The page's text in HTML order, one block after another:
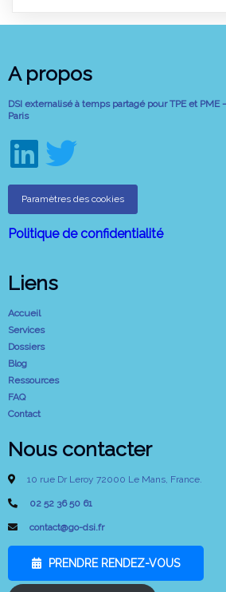
A propos
DSI externalisé à temps partagé pour TPE et PME
Paris
Paramètres des cookies
Politique de confidentialité
Liens
Accueil
Services
Dossiers
Blog
Ressources
FAQ
Contact
Nous contacter
10 rue Dr Leroy 72000 Le Mans, France.
02 52 36 50 61
contact@go-dsi.fr
PRENDRE RENDEZ-VOUS